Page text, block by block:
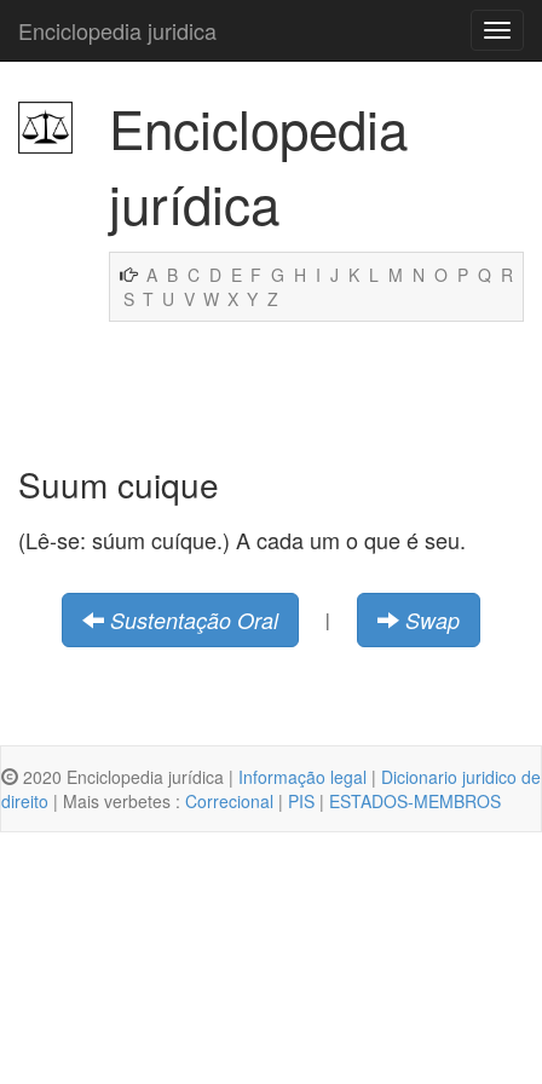
Enciclopedia juridica
Enciclopedia
jurídica
A B C D E F G H I J K L M N O P Q R
S T U V W X Y Z
Suum cuique
(Lê-se: súum cuíque.) A cada um o que é seu.
Sustentação Oral | Swap
2020 Enciclopedia jurídica | Informação legal | Dicionario juridico de
direito | Mais verbetes : Correcional | PIS | ESTADOS-MEMBROS